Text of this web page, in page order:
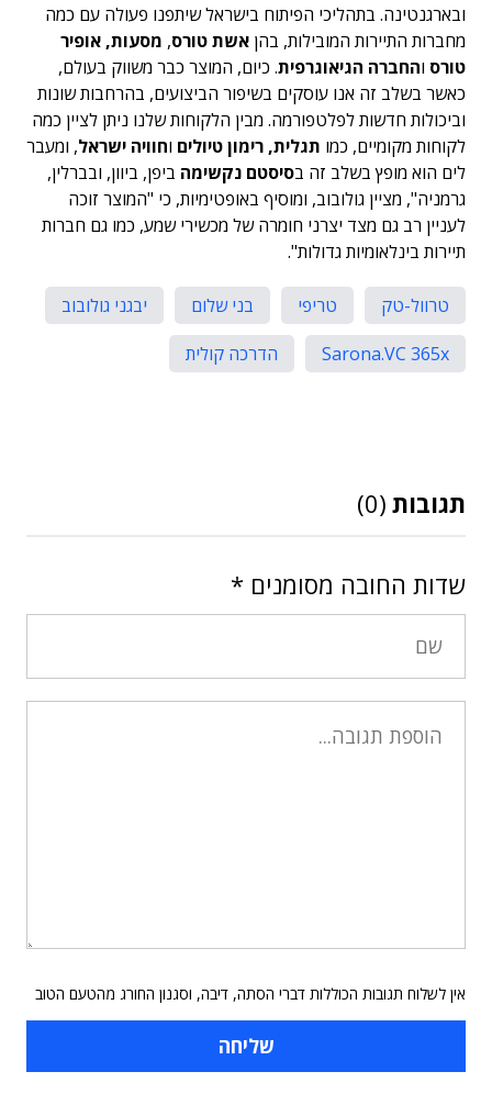
ובארגנטינה. בתהליכי הפיתוח בישראל שיתפנו פעולה עם כמה
מחברות התיירות המובילות, בהן אשת טורס, מסעות, אופיר
טורס והחברה הגיאוגרפית. כיום, המוצר כבר משווק בעולם,
כאשר בשלב זה אנו עוסקים בשיפור הביצועים, בהרחבות שונות
וביכולות חדשות לפלטפורמה. מבין הלקוחות שלנו ניתן לציין כמה
לקוחות מקומיים, כמו תגלית, רימון טיולים וחוויה ישראל, ומעבר
לים הוא מופץ בשלב זה בסיסטם נקשימה ביפן, ביוון, ובברלין,
גרמניה", מציין גולובוב, ומוסיף באופטימיות, כי "המוצר זוכה
לעניין רב גם מצד יצרני חומרה של מכשירי שמע, כמו גם חברות
תיירות בינלאומיות גדולות".
טרוול-טק טריפי בני שלום
יבגני גולובוב
Sarona.VC 365x
הדרכה קולית
תגובות (0)
שדות החובה מסומנים *
אין לשלוח תגובות הכוללות דברי הסתה, דיבה, וסגנון החורג מהטעם הטוב